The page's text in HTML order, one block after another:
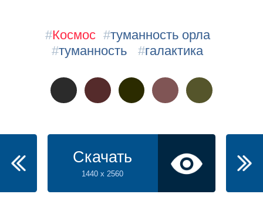
#Космос #туманность орла
#туманность #галактика
Скачать
1440 x 2560